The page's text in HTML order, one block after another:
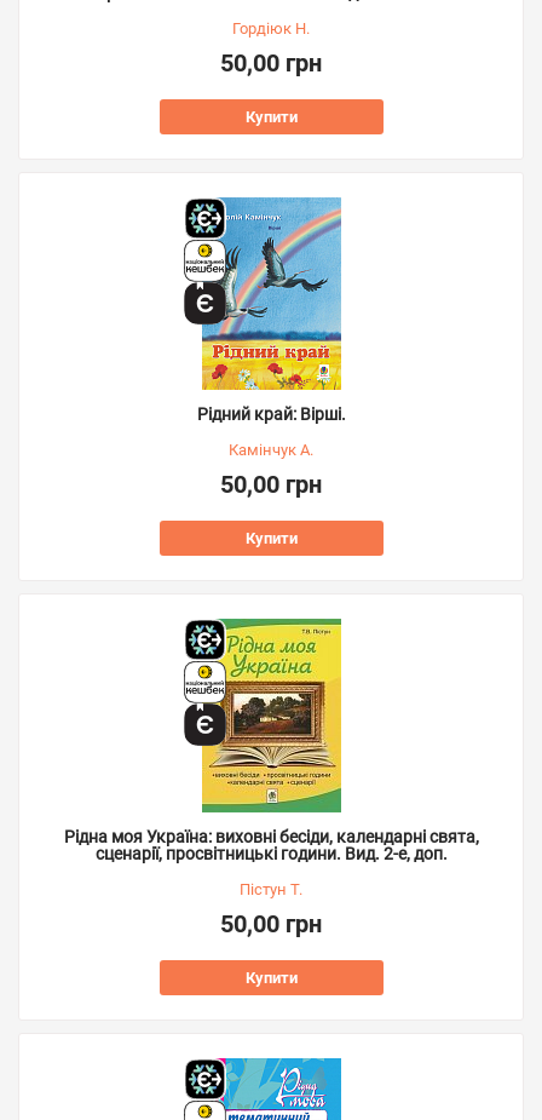
Гордіюк Н.
50,00 грн
Купити
Рідний край: Вірші.
Камінчук А.
50,00 грн
Купити
Рідна моя Україна: виховні бесіди, календарні свята,
сценарії, просвітницькі години. Вид. 2-е, доп.
Пістун Т.
50,00 грн
Купити